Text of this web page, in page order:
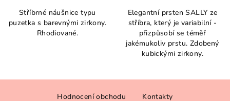
Stříbrné náušnice typu
puzetka s barevnými zirkony.
Rhodiované.
Elegantní prsten SALLY ze
stříbra, který je variabilní -
přizpůsobí se téměř
jakémukoliv prstu. Zdobený
kubickými zirkony.
Hodnocení obchodu Kontakty